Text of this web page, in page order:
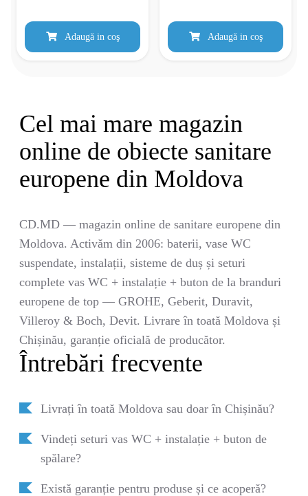
Adaugă in coş Adaugă in coş
Cel mai mare magazin
online de obiecte sanitare
europene din Moldova
CD.MD — magazin online de sanitare europene din
Moldova. Activăm din 2006: baterii, vase WC
suspendate, instalații, sisteme de duș și seturi
complete vas WC + instalație + buton de la branduri
europene de top — GROHE, Geberit, Duravit,
Villeroy & Boch, Devit. Livrare în toată Moldova și
Chișinău, garanție oficială de producător.
Întrebări frecvente
Livrați în toată Moldova sau doar în Chișinău?
Vindeți seturi vas WC + instalație + buton de
spălare?
Există garanție pentru produse și ce acoperă?